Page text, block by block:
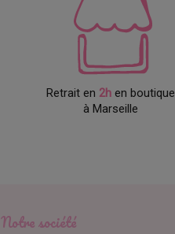
Retrait en 2hen boutique
à Marseille
Notre société